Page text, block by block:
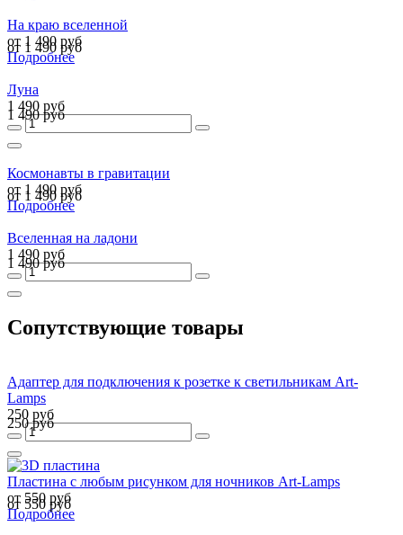
На краю вселенной
от 1 490 руб
от 1 490 руб
Подробнее
Луна
1 490 руб
1 490 руб
Космонавты в гравитации
от 1 490 руб
от 1 490 руб
Подробнее
Вселенная на ладони
1 490 руб
1 490 руб
Сопутствующие товары
Адаптер для подключения к розетке к светильникам Art-
Lamps
250 руб
250 руб
Пластина с любым рисунком для ночников Art-Lamps
от 550 руб
от 550 руб
Подробнее